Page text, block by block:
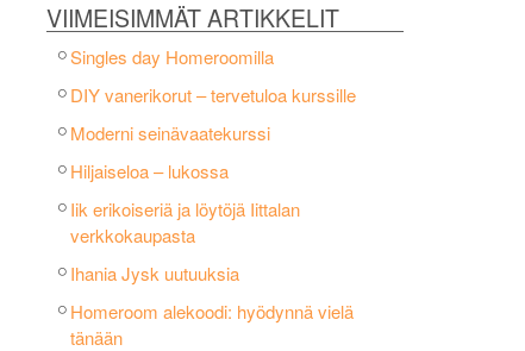
VIIMEISIMMÄT ARTIKKELIT
Singles day Homeroomilla
DIY vanerikorut – tervetuloa kurssille
Moderni seinävaatekurssi
Hiljaiseloa – lukossa
Iik erikoiseriä ja löytöjä Iittalan
verkkokaupasta
Ihania Jysk uutuuksia
Homeroom alekoodi: hyödynnä vielä
tänään